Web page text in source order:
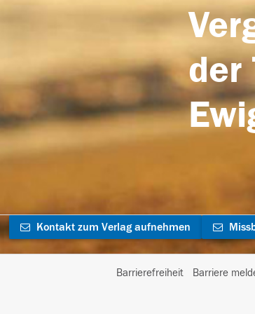
der
Kontakt zum Verlag aufnehmen
Barrierefreiheit Barriere